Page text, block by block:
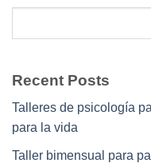
Recent Posts
Talleres de psicología
para la vida
Taller bimensual para